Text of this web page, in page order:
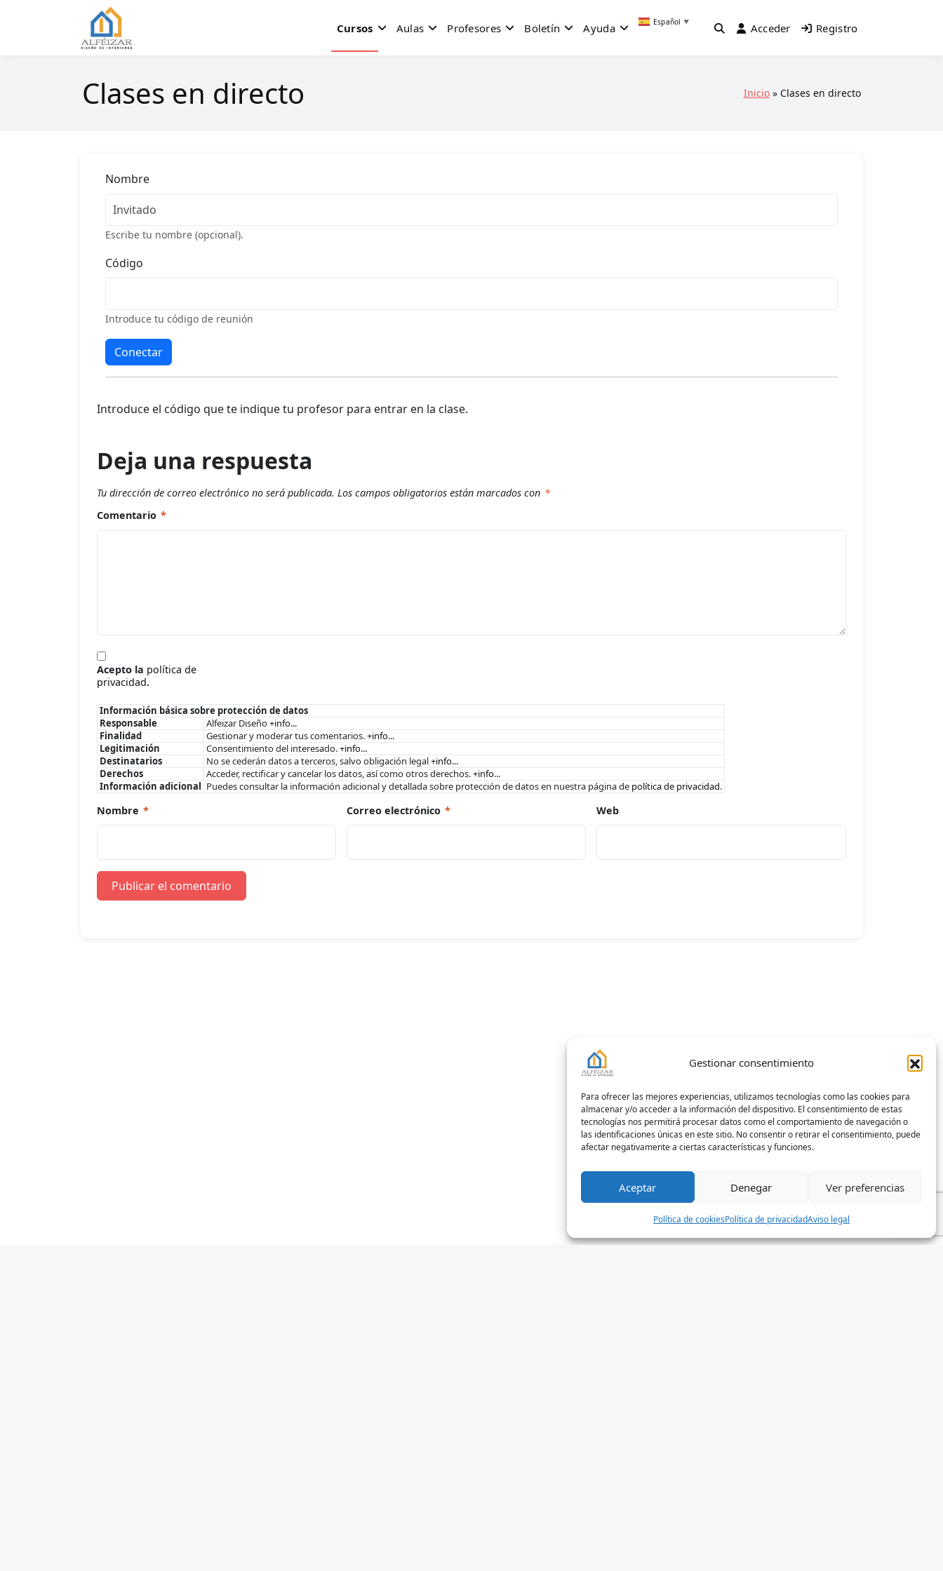
Gestionar consentimiento
Para ofrecer las mejores experiencias, utilizamos tecnologías como las cookies para
almacenar y/o acceder a la información del dispositivo. El consentimiento de estas
tecnologías nos permitirá procesar datos como el comportamiento de navegación o
las identificaciones únicas en este sitio. No consentir o retirar el consentimiento, puede
afectar negativamente a ciertas características y funciones.
Aceptar Denegar Ver preferencias
Política de cookiesPolítica de privacidadAviso legal
Cursos Aulas Profesores Boletín Ayuda Español ▼ Acceder Registro
Clases en directo Inicio Clases en directo
Nombre
Escribe tu nombre (opcional).
Código
Introduce tu código de reunión
Conectar
Introduce el código que te indique tu profesor para entrar en la clase.
Deja una respuesta
Tu dirección de correo electrónico no será publicada. Los campos obligatorios están marcados con *
Comentario *
Acepto la política de
privacidad.
Información básica sobre protección de datos
Responsable
Alfeizar Diseño+info...
Finalidad
Gestionar y moderar tus comentarios.+info...
Legitimación
Consentimiento del interesado.+info...
Destinatarios
No se cederán datos a terceros, salvo obligación legal+info...
Derechos
Acceder, rectificar y cancelar los datos, así como otros derechos.+info...
Información adicional Puedes consultar la información adicional y detallada sobre protección de datos en nuestra página de política de privacidad.
Nombre * Correo electrónico * Web